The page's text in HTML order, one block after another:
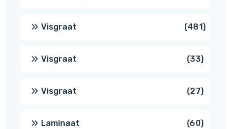
Visgraat 481481
Visgraat 3333
Visgraat 2727
Laminaat 6060